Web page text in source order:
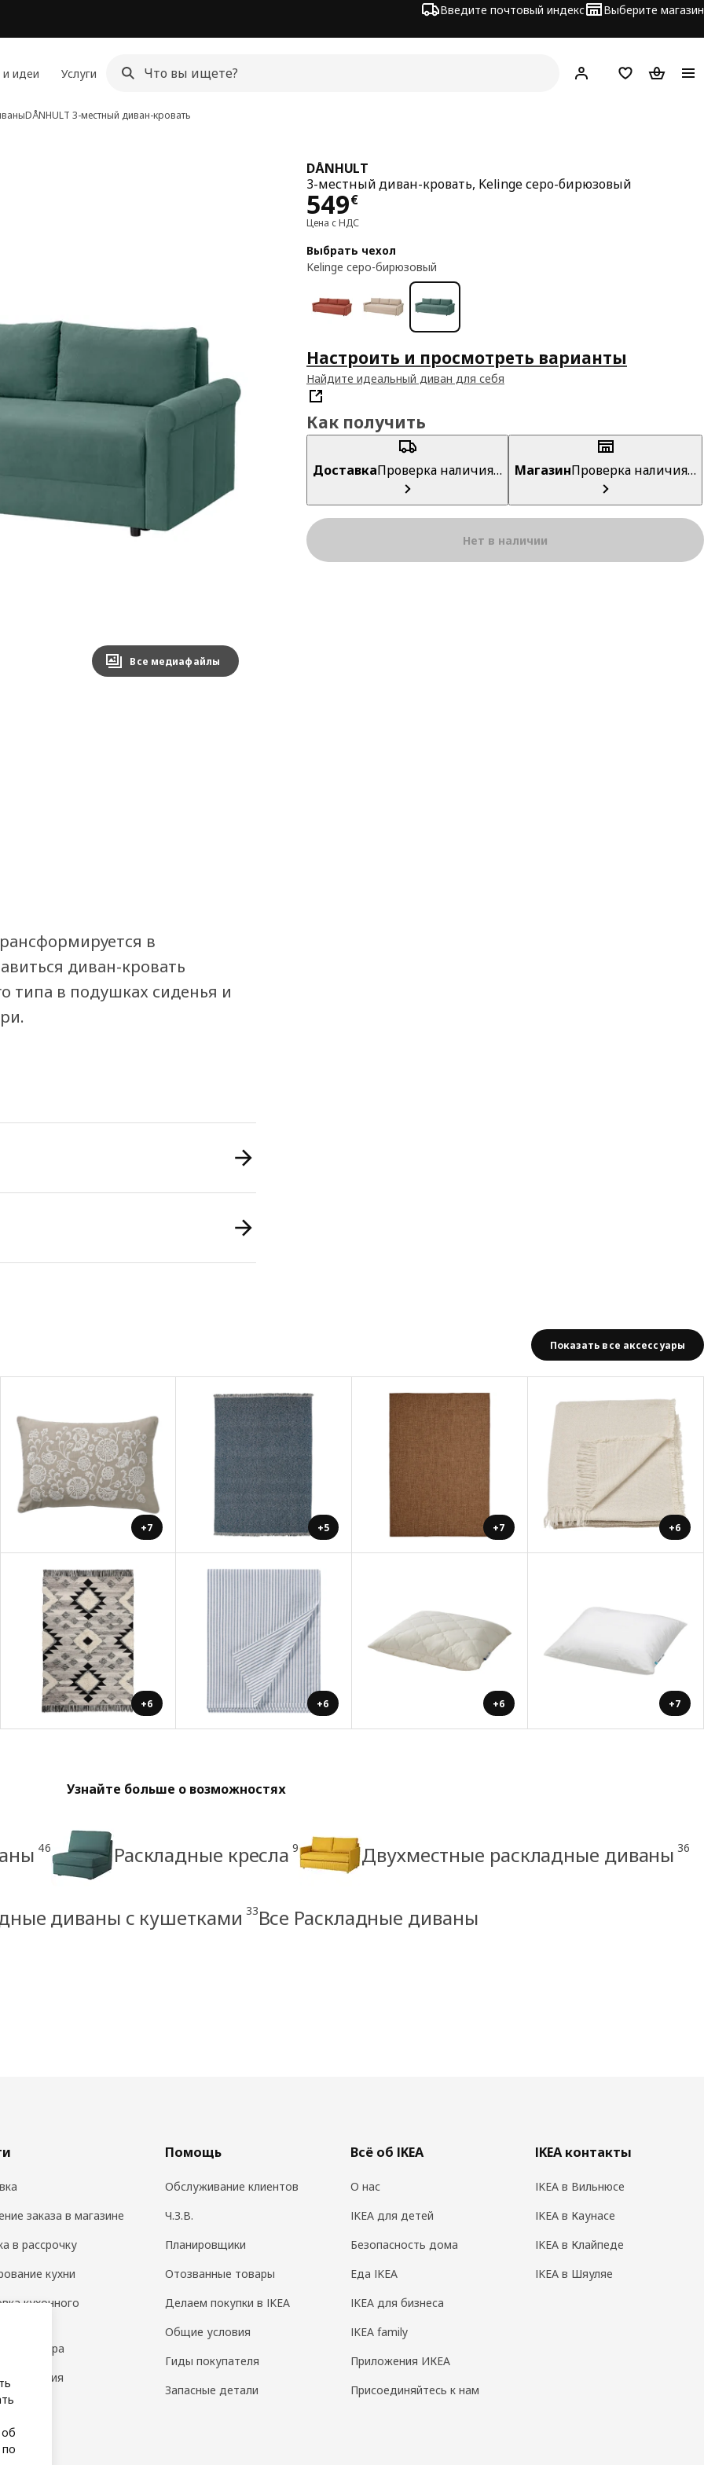
Введите почтовый индекс Выберите магазин
идеи Услуги Hej! ВойтиСписокКорзина
DÅNHULT 3-местный диван-кровать
Все медиафайлы
DÅNHULT
3-местный диван-кровать, Kelinge серо-бирюзовый
549€
Цена 549€
Цена с НДС
Выбрать чехол
Kelinge серо-бирюзовый
Настроить и просмотреть варианты
Найдите идеальный диван для себя
Как получить
ДоставкаПроверка наличия… МагазинПроверка наличия…
Нет в наличии
в
диван-кровать
типа в подушках сиденья и
Показать все аксессуары
+7 +5 +7 +6
+6 +6 +6 +7
Узнайте больше о возможностях
46 Раскладные кресла 9 Двухместные раскладные диваны 36
диваны с кушетками 33Все Раскладные диваны
заказа в магазине
в рассрочку
кухни
кухонного
интерьера
Помощь
Обслуживание клиентов
Ч.З.В.
Планировщики
Отозванные товары
Делаем покупки в IKEA
Общие условия
Гиды покупателя
Запасные детали
Всё об IKEA
О нас
IKEA для детей
Безопасность дома
Еда IKEA
IKEA для бизнеса
IKEA family
Приложения ИКЕА
Присоединяйтесь к нам
IKEA контакты
IKEA в Вильнюсе
IKEA в Каунасе
IKEA в Клайпеде
IKEA в Шяуляе